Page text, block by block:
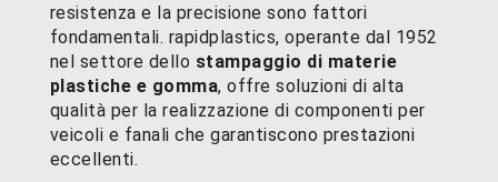
resistenza e la precisione sono fattori
fondamentali. rapidplastics, operante dal 1952
nel settore dello stampaggio di materie
plastiche e gomma, offre soluzioni di alta
qualità per la realizzazione di componenti per
veicoli e fanali che garantiscono prestazioni
eccellenti.